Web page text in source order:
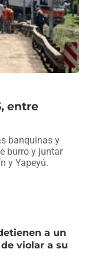
entre
banquinas y
burro y juntar
y Yapeyú.
a un
violar a su